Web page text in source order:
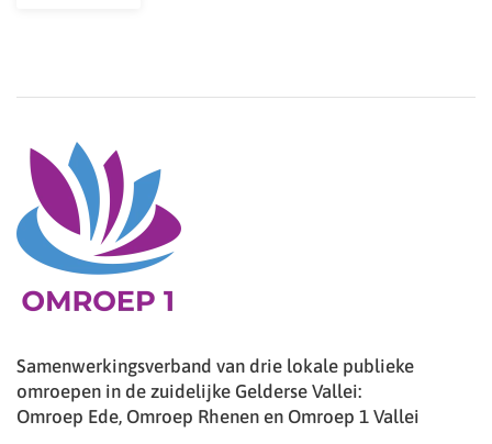
Samenwerkingsverband van drie lokale publieke
omroepen in de zuidelijke Gelderse Vallei:
Omroep Ede, Omroep Rhenen en Omroep 1 Vallei